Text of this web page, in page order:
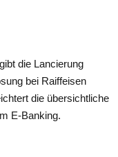
die Lancierung
bei Raiffeisen
die übersichtliche
E-Banking.